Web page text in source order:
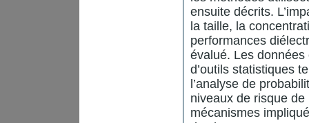
ensuite décrits.
la taille, la
performances
évalué. Les données
d’outils statistiques
l’analyse de
niveaux de risque
mécanismes